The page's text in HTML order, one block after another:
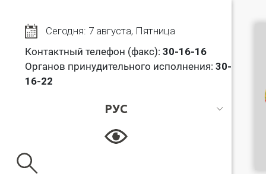
Сегодня: 7 августа, Пятница
Контактный телефон (факс): 30-16-16
Органов принудительного исполнения: 30-
16-22
РУС
РУС